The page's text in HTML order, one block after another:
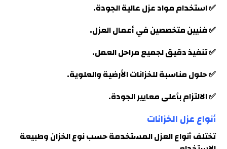
✅ استخدام مواد عزل عالية الجودة.
✅ فنيين متخصصين في أعمال العزل.
✅ تنفيذ دقيق لجميع مراحل العمل.
✅ حلول مناسبة للخزانات الأرضية والعلوية.
✅ الالتزام بأعلى معايير الجودة.
أنواع عزل الخزانات
تختلف أنواع العزل المستخدمة حسب نوع الخزان وطبيعة